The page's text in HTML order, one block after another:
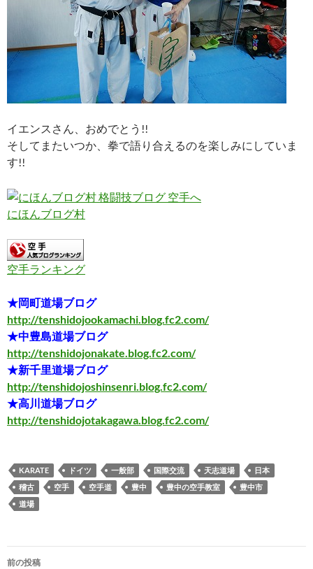
イエンスさん、おめでとう!!
そしてまたいつか、拳で語り合えるのを楽しみにしていま
す!!
にほんブログ村
空手ランキング
★岡町道場ブログ
http://tenshidojookamachi.blog.fc2.com/
★中豊島道場ブログ
http://tenshidojonakate.blog.fc2.com/
★新千里道場ブログ
http://tenshidojoshinsenri.blog.fc2.com/
★高川道場ブログ
http://tenshidojotakagawa.blog.fc2.com/
KARATE ドイツ 一般部 国際交流 天志道場
日本
稽古
空手 空手道 豊中 豊中の空手教室
豊中市
道場
投
前の投稿